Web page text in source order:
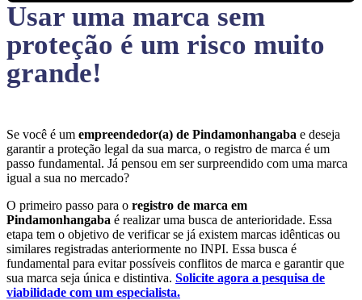
Usar uma marca sem
proteção é um risco muito
grande!
Se você é um empreendedor(a) de Pindamonhangaba e deseja
garantir a proteção legal da sua marca, o registro de marca é um
passo fundamental. Já pensou em ser surpreendido com uma marca
igual a sua no mercado?
O primeiro passo para o registro de marca em
Pindamonhangaba é realizar uma busca de anterioridade. Essa
etapa tem o objetivo de verificar se já existem marcas idênticas ou
similares registradas anteriormente no INPI. Essa busca é
fundamental para evitar possíveis conflitos de marca e garantir que
sua marca seja única e distintiva. Solicite agora a pesquisa de
viabilidade com um especialista.